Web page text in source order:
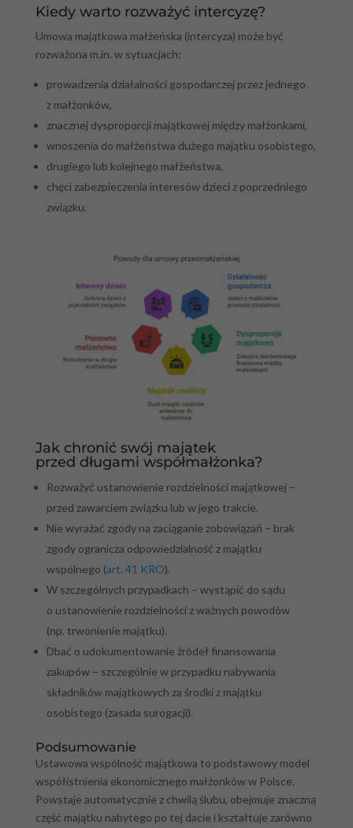
Kiedy warto rozważyć intercyzę?
Umowa majątkowa małżeńska (intercyza) może być
rozważona m.in. w sytuacjach:
prowadzenia działalności gospodarczej przez jednego
z małżonków,
znacznej dysproporcji majątkowej między małżonkami,
wnoszenia do małżeństwa dużego majątku osobistego,
drugiego lub kolejnego małżeństwa,
chęci zabezpieczenia interesów dzieci z poprzedniego
związku.
Jak chronić swój majątek
przed długami współmałżonka?
Rozważyć ustanowienie rozdzielności majątkowej –
przed zawarciem związku lub w jego trakcie.
Nie wyrażać zgody na zaciąganie zobowiązań – brak
zgody ogranicza odpowiedzialność z majątku
wspólnego (art. 41 KRO).
W szczególnych przypadkach – wystąpić do sądu
o ustanowienie rozdzielności z ważnych powodów
(np. trwonienie majątku).
Dbać o udokumentowanie źródeł finansowania
zakupów – szczególnie w przypadku nabywania
składników majątkowych za środki z majątku
osobistego (zasada surogacji).
Podsumowanie
Ustawowa wspólność majątkowa to podstawowy model
współistnienia ekonomicznego małżonków w Polsce.
Powstaje automatycznie z chwilą ślubu, obejmuje znaczną
część majątku nabytego po tej dacie i kształtuje zarówno